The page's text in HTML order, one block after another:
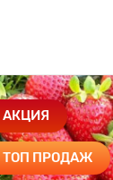
АКЦИЯ
ТОП ПРОДАЖ